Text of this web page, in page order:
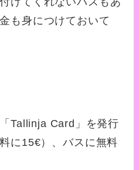
も身につけておいて
Tallinja Card」
を発行
に15€）、バスに無料